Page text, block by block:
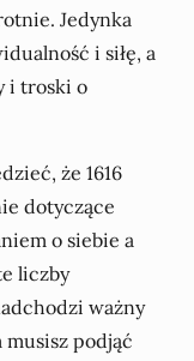
Jedynka
i siłę, a
i troski o
że 1616
dotyczące
o siebie a
liczby
ważny
podjąć